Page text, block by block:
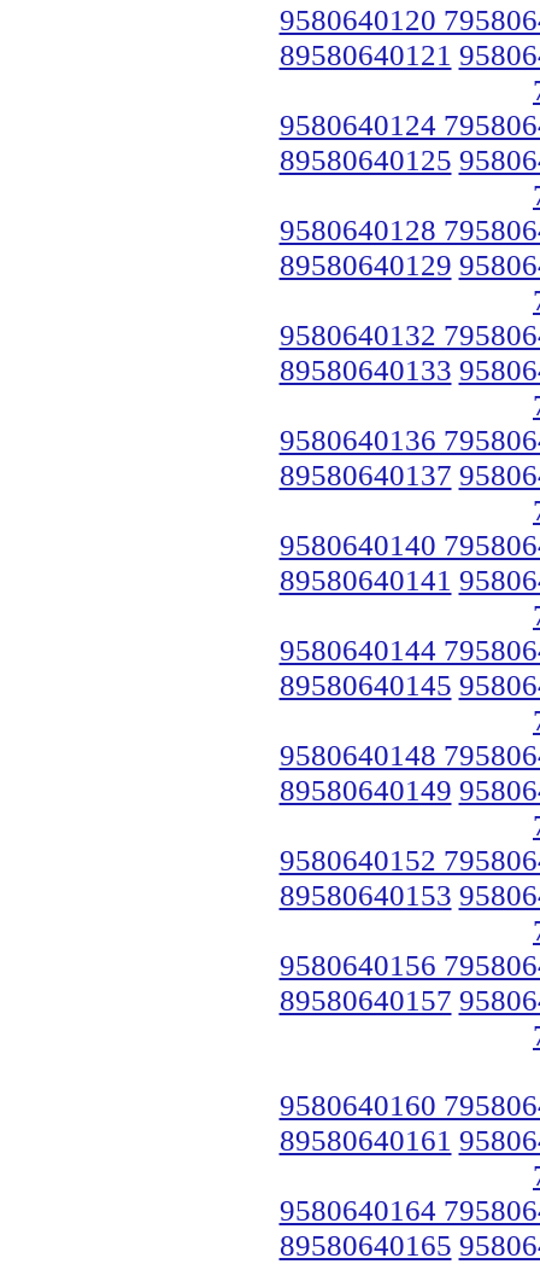
9580640120
89580640121
9580640124
89580640125
9580640128
89580640129
9580640132
89580640133
9580640136
89580640137
9580640140
89580640141
9580640144
89580640145
9580640148
89580640149
9580640152
89580640153
9580640156
89580640157
9580640160
89580640161
9580640164
89580640165